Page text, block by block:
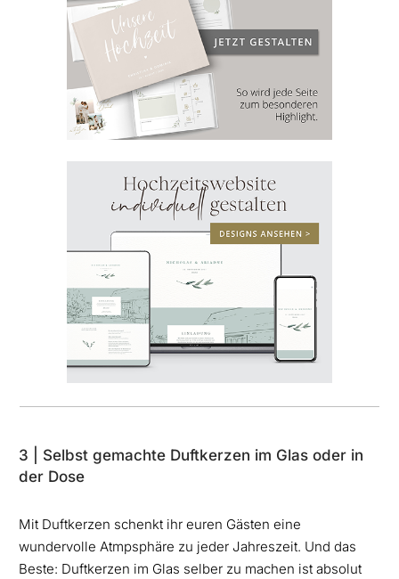
3 | Selbst gemachte Duftkerzen im Glas oder in
der Dose
Mit Duftkerzen schenkt ihr euren Gästen eine
wundervolle Atmpsphäre zu jeder Jahreszeit. Und das
Beste: Duftkerzen im Glas selber zu machen ist absolut